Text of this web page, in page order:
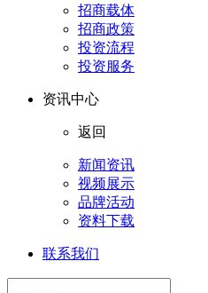
招商载体
招商政策
投资流程
投资服务
资讯中心
返回
新闻资讯
视频展示
品牌活动
资料下载
联系我们